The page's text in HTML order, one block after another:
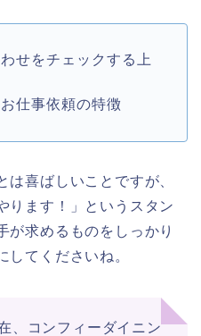
せをチェックする上
仕事依頼の特徴
は喜ばしいことですが、
ります！」というスタン
が求めるものをしっかり
してくださいね。
、コンフィーダイニン